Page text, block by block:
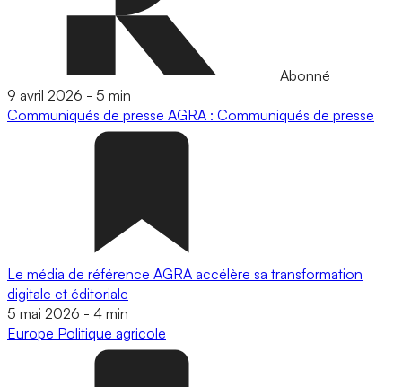
Abonné
9 avril 2026 - 5 min
Communiqués de presse AGRA : Communiqués de presse
Le média de référence AGRA accélère sa transformation
digitale et éditoriale
5 mai 2026 - 4 min
Europe Politique agricole